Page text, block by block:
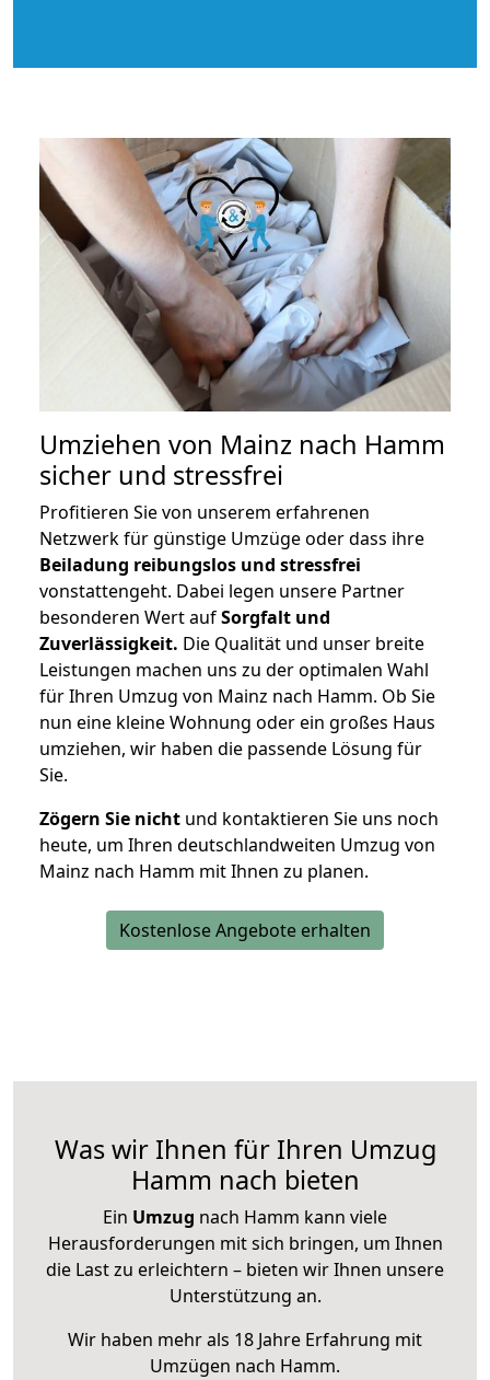
Umziehen von Mainz nach Hamm
sicher und stressfrei
Profitieren Sie von unserem erfahrenen
Netzwerk für günstige Umzüge oder dass ihre
Beiladung reibungslos und stressfrei
vonstattengeht. Dabei legen unsere Partner
besonderen Wert aufSorgfalt und
Zuverlässigkeit. Die Qualität und unser breite
Leistungen machen uns zu der optimalen Wahl
für Ihren Umzug von Mainz nach Hamm. Ob Sie
nun eine kleine Wohnung oder ein großes Haus
umziehen, wir haben die passende Lösung für
Sie.
Zögern Sie nicht und kontaktieren Sie uns noch
heute, um Ihren deutschlandweiten Umzug von
Mainz nach Hamm mit Ihnen zu planen.
Kostenlose Angebote erhalten
Was wir Ihnen für Ihren Umzug
Hamm nach bieten
Ein Umzug nach Hamm kann viele
Herausforderungen mit sich bringen, um Ihnen
die Last zu erleichtern – bieten wir Ihnen unsere
Unterstützung an.
Wir haben mehr als 18 Jahre Erfahrung mit
Umzügen nach Hamm.